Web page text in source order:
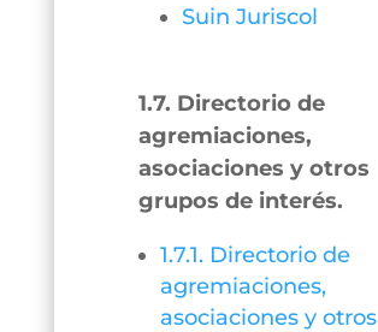
Suin Juriscol
1.7. Directorio de
agremiaciones,
asociaciones y otros
grupos de interés.
1.7.1. Directorio de
agremiaciones,
asociaciones y otros